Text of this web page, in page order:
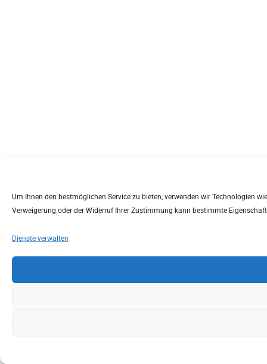
Um Ihnen den bestmöglichen Service zu bieten, verwenden wir Technologien
Verweigerung oder der Widerruf Ihrer Zustimmung kann bestimmte
Dienste verwalten